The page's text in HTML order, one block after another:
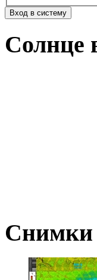
Солнце
Снимки